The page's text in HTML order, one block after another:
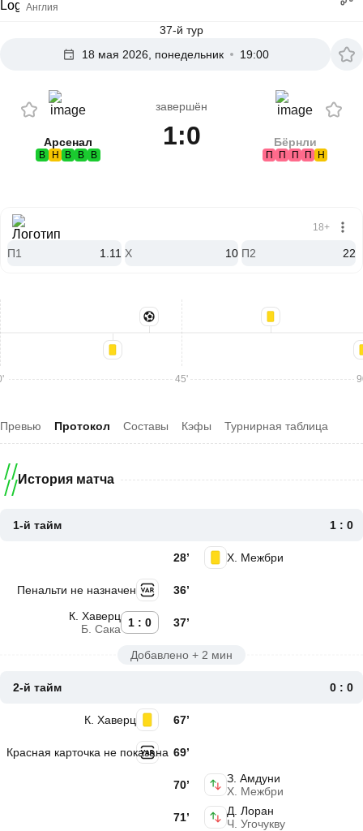
Англия
37-й тур
18 мая 2026, понедельник
19:00
Арсенал
В Н В В В
завершён
1:0 Бёрнли
П П П П Н
П1 1.11 X 10 П2 22
18+
45'
Превью Протокол Составы Кэфы Турнирная таблица
История матча
1-й тайм 1 : 0
Х. Межбри
28’
Пенальти не назначен 36’
1 : 0
К. Хаверц
Б. Сака
37’
Добавлено + 2 мин
2-й тайм 0 : 0
К. Хаверц 67’
Красная карточка не показана 69’
З. Амдуни
Х. Межбри
70’
Д. Лоран
Ч. Угочукву
71’